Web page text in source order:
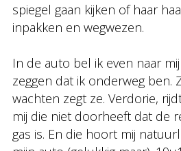
spiegel gaan kijken of haar
inpakken en wegwezen.
In de auto bel ik even naar
zeggen dat ik onderweg ben.
wachten zegt ze. Verdorie,
mij die niet doorheeft dat de
gas is. En die hoort mij